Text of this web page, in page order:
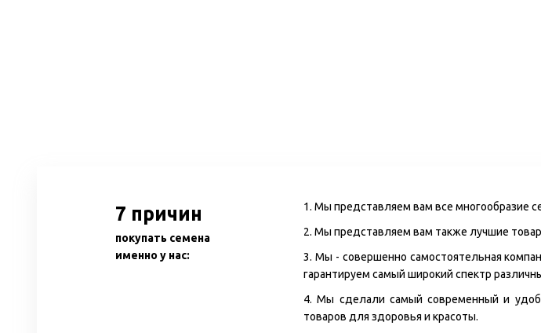
7 причин
покупать семена
именно у нас:
1. Мы представляем вам все многообразие
2. Мы представляем вам также лучшие
3. Мы - совершенно самостоятельная
гарантируем самый широкий спектр
4. Мы сделали самый современный и
товаров для здоровья и красоты.